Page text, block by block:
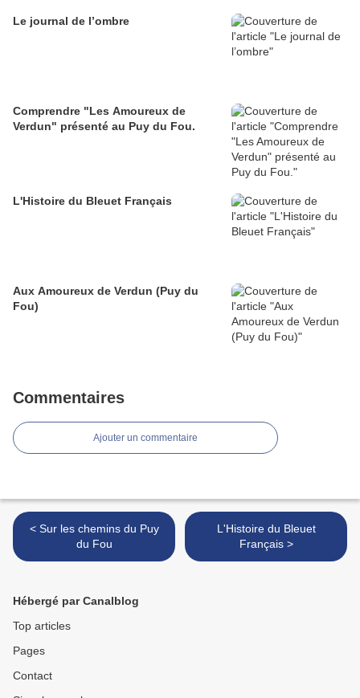
Le journal de l’ombre
Comprendre "Les Amoureux de
Verdun" présenté au Puy du Fou.
L'Histoire du Bleuet Français
Aux Amoureux de Verdun (Puy du
Fou)
Commentaires
Ajouter un commentaire
< Sur les chemins du Puy
du Fou
L'Histoire du Bleuet
Français >
Hébergé par Canalblog
Top articles
Pages
Contact